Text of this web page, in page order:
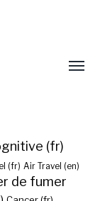
(fr)
(fr) Air Travel (en)
de fumer